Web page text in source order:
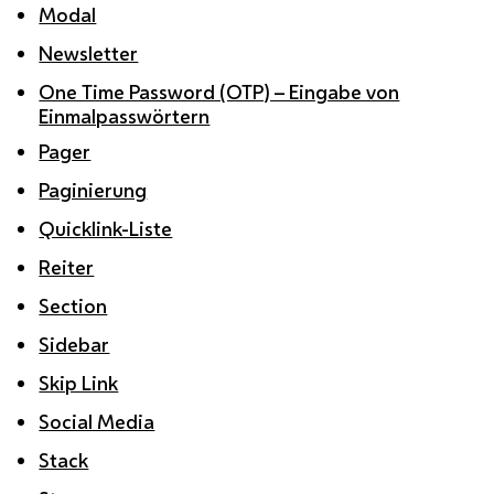
Modal
Newsletter
One Time Password (OTP) – Eingabe von
Einmalpasswörtern
Pager
Paginierung
Quicklink-Liste
Reiter
Section
Sidebar
Skip Link
Social Media
Stack